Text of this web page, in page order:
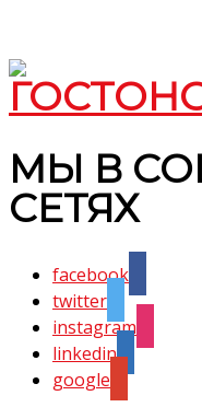
МЫ В
СЕТЯХ
facebook
twitter
instagram
linkedin
google